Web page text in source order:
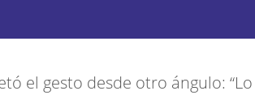
el gesto desde otro ángulo: “Lo